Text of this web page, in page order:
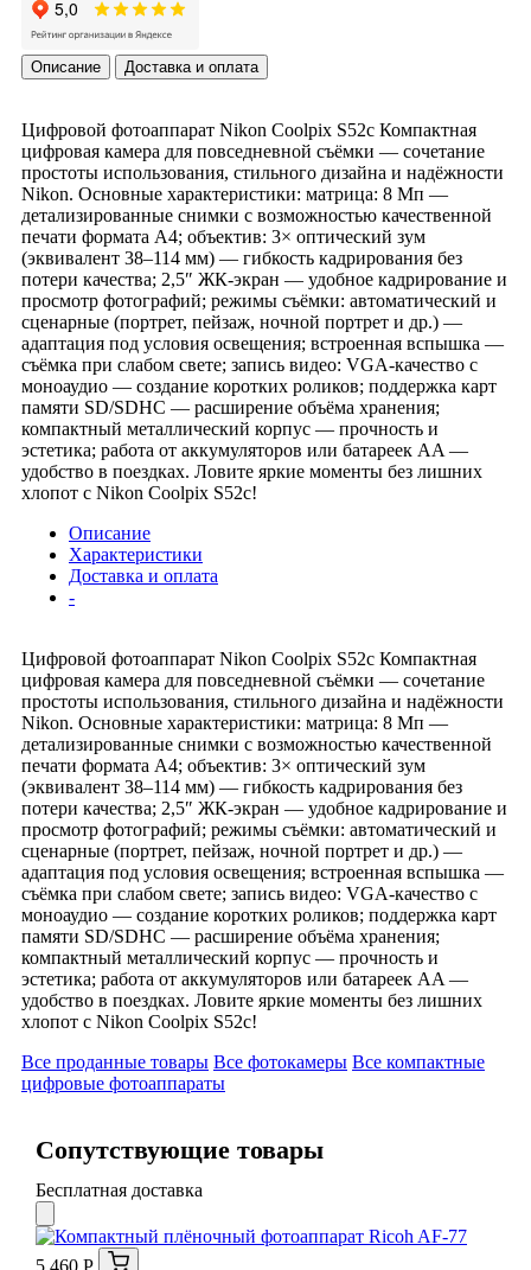
Описание Доставка и оплата
Цифровой фотоаппарат Nikon Coolpix S52c Компактная
цифровая камера для повседневной съёмки — сочетание
простоты использования, стильного дизайна и надёжности
Nikon. Основные характеристики: матрица: 8 Мп —
детализированные снимки с возможностью качественной
печати формата А4; объектив: 3× оптический зум
(эквивалент 38–114 мм) — гибкость кадрирования без
потери качества; 2,5″ ЖК‑экран — удобное кадрирование и
просмотр фотографий; режимы съёмки: автоматический и
сценарные (портрет, пейзаж, ночной портрет и др.) —
адаптация под условия освещения; встроенная вспышка —
съёмка при слабом свете; запись видео: VGA‑качество с
моноаудио — создание коротких роликов; поддержка карт
памяти SD/SDHC — расширение объёма хранения;
компактный металлический корпус — прочность и
эстетика; работа от аккумуляторов или батареек AA —
удобство в поездках. Ловите яркие моменты без лишних
хлопот с Nikon Coolpix S52c!
Описание
Характеристики
Доставка и оплата
-
Цифровой фотоаппарат Nikon Coolpix S52c Компактная
цифровая камера для повседневной съёмки — сочетание
простоты использования, стильного дизайна и надёжности
Nikon. Основные характеристики: матрица: 8 Мп —
детализированные снимки с возможностью качественной
печати формата А4; объектив: 3× оптический зум
(эквивалент 38–114 мм) — гибкость кадрирования без
потери качества; 2,5″ ЖК‑экран — удобное кадрирование и
просмотр фотографий; режимы съёмки: автоматический и
сценарные (портрет, пейзаж, ночной портрет и др.) —
адаптация под условия освещения; встроенная вспышка —
съёмка при слабом свете; запись видео: VGA‑качество с
моноаудио — создание коротких роликов; поддержка карт
памяти SD/SDHC — расширение объёма хранения;
компактный металлический корпус — прочность и
эстетика; работа от аккумуляторов или батареек AA —
удобство в поездках. Ловите яркие моменты без лишних
хлопот с Nikon Coolpix S52c!
Все проданные товары Все фотокамеры Все компактные
цифровые фотоаппараты
Сопутствующие товары
Бесплатная доставка
5 460 Р